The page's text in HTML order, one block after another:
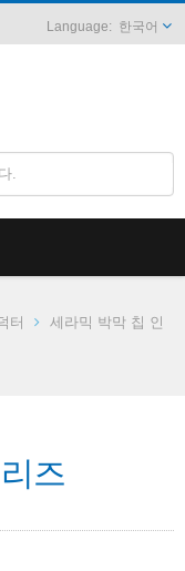
한국어
터
세라믹 박막 칩 인
즈